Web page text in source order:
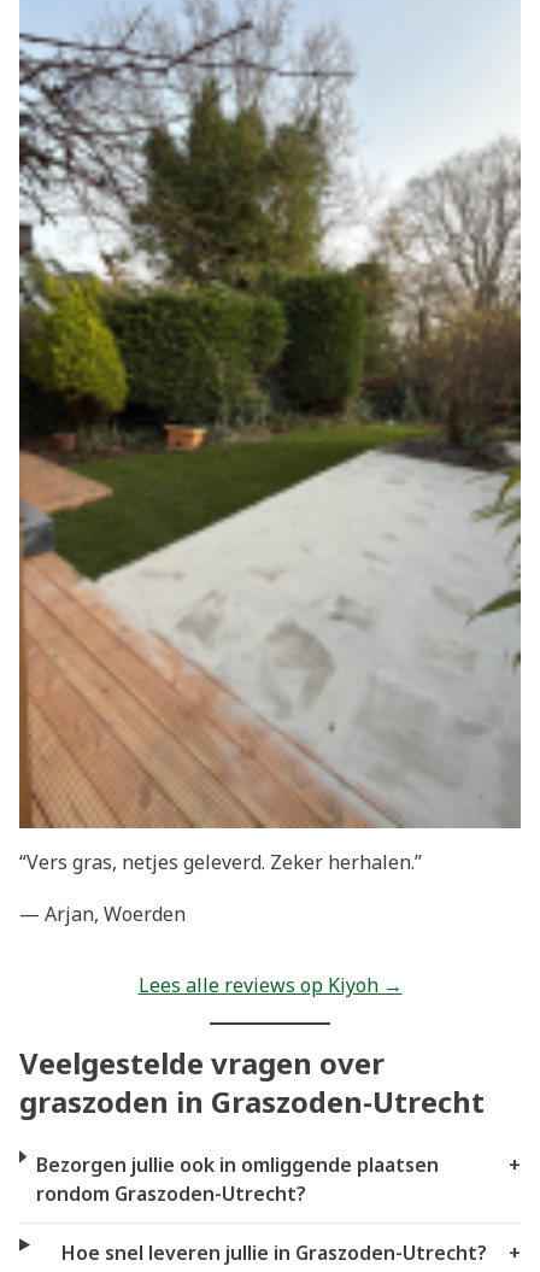
“Vers gras, netjes geleverd. Zeker herhalen.”
— Arjan, Woerden
Lees alle reviews op Kiyoh →
Veelgestelde vragen over
graszoden in Graszoden-Utrecht
Bezorgen jullie ook in omliggende plaatsen
rondom Graszoden-Utrecht?
+
Hoe snel leveren jullie in Graszoden-Utrecht? +